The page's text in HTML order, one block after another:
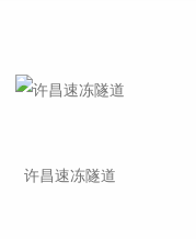
许昌速冻隧道